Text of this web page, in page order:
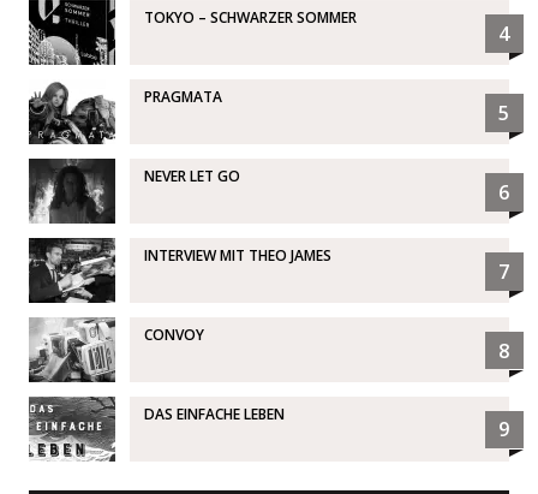
TOKYO – SCHWARZER SOMMER
4
PRAGMATA
5
NEVER LET GO
6
INTERVIEW MIT THEO JAMES
7
CONVOY
8
DAS EINFACHE LEBEN
9